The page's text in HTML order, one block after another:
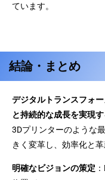
ています。
結論・まとめ
デジタルトランスフォ
と持続的な成長を実現
3Dプリンターのような
きく変革し、効率化と
明確なビジョンの策定